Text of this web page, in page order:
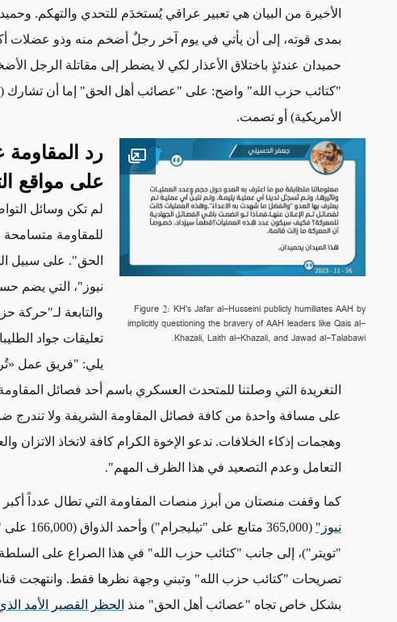
الأخيرة من البيان هي تعبير عراقي يُستخدَم للتحدي والتهكم.
بمدى قوته، إلى أن يأتي في يوم آخر رجلٌ أضخم منه وذو عضلات
حميدان عندئذٍ باختلاق الأعذار لكي لا يضطر إلى مقاتلة الرجل
"كتائب حزب الله" واضح: على "عصائب أهل الحق" إما أن تشارك
الأمريكية) أو تصمت.
Open image
Figure 2: KH's Jafar al-Husseini publicly humiliates AAH by
implicitly questioning the bravery of AAH leaders like Qais al-
Khazali, Laith al-Khazali, and Jawad al-Talabawi.
رد
على مواقع
لم تكن وسائل
للمقاومة
الحق". على سبيل
والتابعة لـ"حركة
تعليقات جواد
يلي: "فريق عمل «
التغريدة التي وصلتنا للمتحدث العسكري باسم أحد فصائل
على مسافة واحدة من كافة فصائل المقاومة الشريفة ولا تندرج
وهجمات إذكاء الخلافات. ندعو الإخوة الكرام كافة لاتخاذ الاتزان
التعامل وعدم التصعيد في هذا الظرف المهم".
كما وقفت منصتان من أبرز منصات المقاومة التي تطال عدداً
نيوز" (
365,000 متابع على "تيليجرام") وأحمد الذواق(
166,000 على
"تويتر")، إلى جانب "كتائب حزب الله" في هذا الصراع على
تصريحات "كتائب حزب الله" وتبني وجهة نظرها فقط. وانتهجت
بشكل خاص تجاه "عصائب أهل الحق" منذ الحظر القصير الأمد